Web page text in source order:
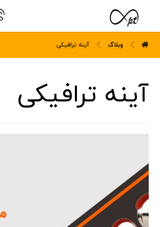
وبلاگ آینه ترافیکی
آینه ترافیکی